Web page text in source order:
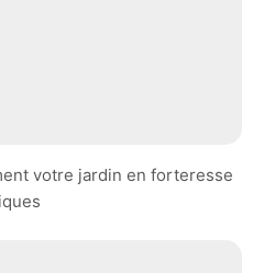
votre jardin en forteresse